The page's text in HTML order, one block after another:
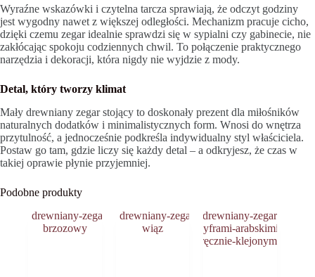
Wyraźne wskazówki i czytelna tarcza sprawiają, że odczyt godziny
jest wygodny nawet z większej odległości. Mechanizm pracuje cicho,
dzięki czemu zegar idealnie sprawdzi się w sypialni czy gabinecie, nie
zakłócając spokoju codziennych chwil. To połączenie praktycznego
narzędzia i dekoracji, która nigdy nie wyjdzie z mody.
Detal, który tworzy klimat
Mały drewniany zegar stojący to doskonały prezent dla miłośników
naturalnych dodatków i minimalistycznych form. Wnosi do wnętrza
przytulność, a jednocześnie podkreśla indywidualny styl właściciela.
Postaw go tam, gdzie liczy się każdy detal – a odkryjesz, że czas w
takiej oprawie płynie przyjemniej.
Podobne produkty